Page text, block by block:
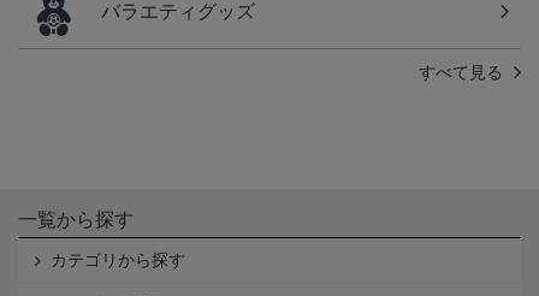
バラエティグッズ
すべて見る
一覧から探す
カテゴリから探す